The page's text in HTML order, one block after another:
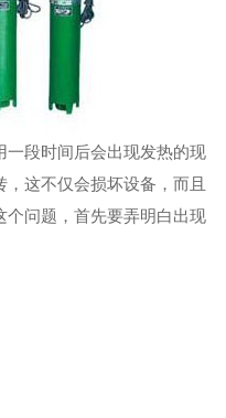
一段时间后会出现发热的现
这不仅会损坏设备，而且
个问题，首先要弄明白出现